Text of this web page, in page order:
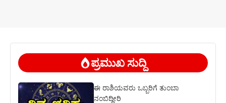
ಪ್ರಮುಖ ಸುದ್ದಿ
ಈ ರಾಶಿಯವರು ಒಬ್ಬರಿಗೆ ತುಂಬಾ
ನಂಬಿದ್ದೀರಿ